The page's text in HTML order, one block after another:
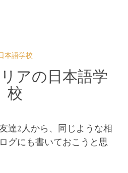
本語学校
アの日本語学
校
達2人から、同じような相
グにも書いておこうと思